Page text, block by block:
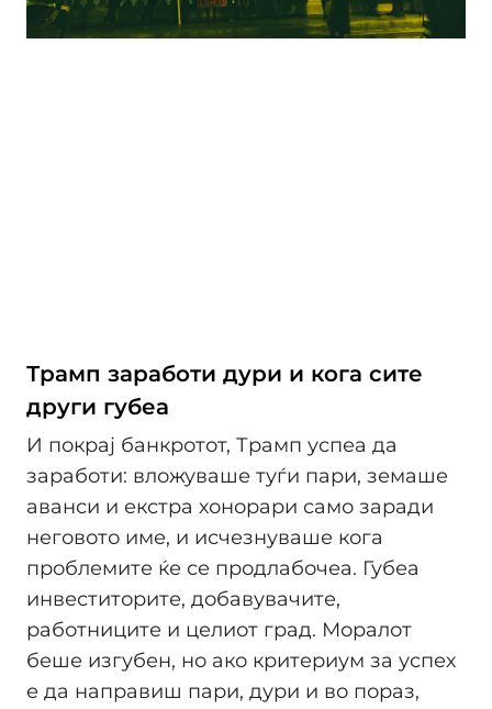
Трамп заработи дури и кога сите
други губеа
И покрај банкротот, Трамп успеа да
заработи: вложуваше туѓи пари, земаше
аванси и екстра хонорари само заради
неговото име, и исчезнуваше кога
проблемите ќе се продлабочеа. Губеа
инвеститорите, добавувачите,
работниците и целиот град. Моралот
беше изгубен, но ако критериум за успех
е да направиш пари, дури и во пораз,